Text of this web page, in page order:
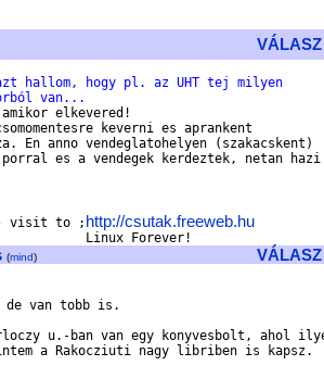
VÁLASZ
hallom, hogy pl. az UHT tej milyen
van...
elkevered!
keverni es aprankent
En anno vendeglatohelyen (szakacskent)
es a vendegek kerdeztek, netan hazi
visit to ;
http://csutak.freeweb.hu
(mind) VÁLASZ
de van tobb is.
u.-ban van egy konyvesbolt, ahol
a Rakocziuti nagy libriben is kapsz.